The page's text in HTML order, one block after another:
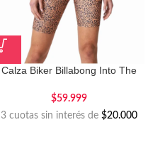
Calza Biker Billabong Into The
$59.999
3 cuotas sin interés de $20.000